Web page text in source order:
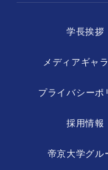
学長挨拶
メディアギャ
プライバシーポ
採用情報
帝京大学グル